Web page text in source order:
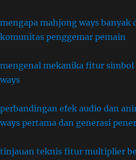
mengapa mahjong ways banyak
komunitas penggemar pemain
mengenal mekanika fitur simbol
ways
perbandingan efek audio dan
ways pertama dan generasi
tinjauan teknis fitur multiplier